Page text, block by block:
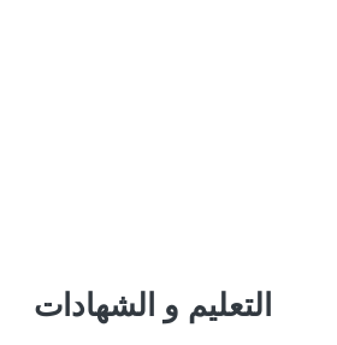
التعليم و الشهادات